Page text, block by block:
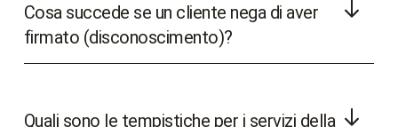
Cosa succede se un cliente nega di aver
firmato (disconoscimento)?
Quali sono le tempistiche per i servizi della